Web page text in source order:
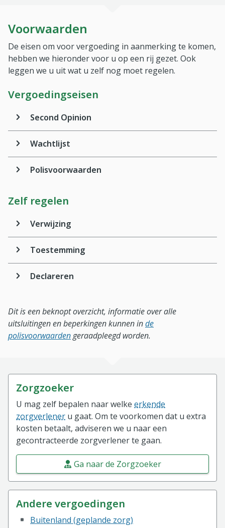
Voorwaarden
De eisen om voor vergoeding in aanmerking te komen,
hebben we hieronder voor u op een rij gezet. Ook
leggen we u uit wat u zelf nog moet regelen.
Vergoedingseisen
Second Opinion
Wachtlijst
Polisvoorwaarden
Zelf regelen
Verwijzing
Toestemming
Declareren
Dit is een beknopt overzicht, informatie over alle
uitsluitingen en beperkingen kunnen inde
polisvoorwaardengeraadpleegd worden.
Zorgzoeker
U mag zelf bepalen naar welke erkende
zorgverlener u gaat. Om te voorkomen dat u extra
kosten betaalt, adviseren we u naar een
gecontracteerde zorgverlener te gaan.
Ga naar de Zorgzoeker
Andere vergoedingen
Buitenland (geplande zorg)